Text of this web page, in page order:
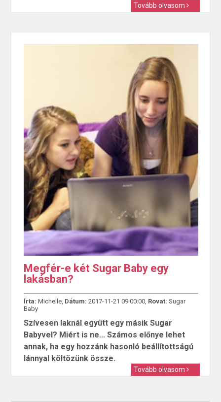
Tovább olvasom
Megfér-e két Sugar Baby egy
lakásban?
Írta: Michelle, Dátum: 2017-11-21 09:00:00, Rovat: Sugar
Baby
Szívesen laknál együtt egy másik Sugar
Babyvel? Miért is ne... Számos előnye lehet
annak, ha egy hozzánk hasonló beállítottságú
lánnyal költözünk össze.
Tovább olvasom